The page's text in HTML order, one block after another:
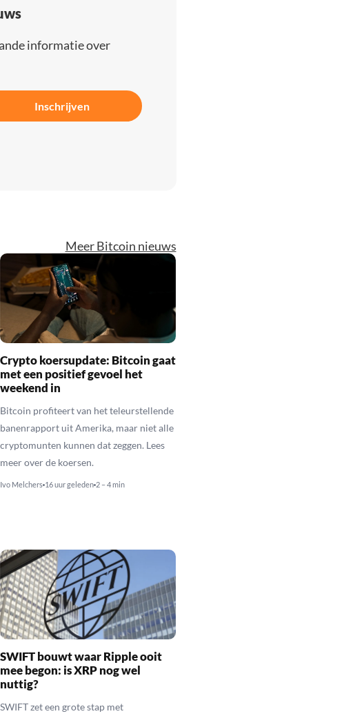
informatie over
Inschrijven
Meer Bitcoin nieuws
Crypto koersupdate: Bitcoin gaat
met een positief gevoel het
weekend in
Bitcoin profiteert van het teleurstellende
banenrapport uit Amerika, maar niet alle
cryptomunten kunnen dat zeggen. Lees
meer over de koersen.
Ivo Melchers 16 uur geleden 2 – 4 min
SWIFT bouwt waar Ripple ooit
mee begon: is XRP nog wel
nuttig?
SWIFT zet een grote stap met